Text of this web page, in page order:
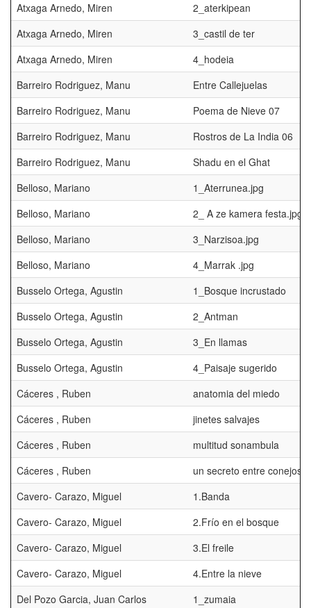
Atxaga Arnedo, Miren
2_aterkipean
Atxaga Arnedo, Miren
3_castil de ter
Atxaga Arnedo, Miren
4_hodeia
Barreiro Rodriguez, Manu
Entre Callejuelas
Barreiro Rodriguez, Manu
Poema de Nieve 07
Barreiro Rodriguez, Manu
Rostros de La India 06
Barreiro Rodriguez, Manu
Shadu en el Ghat
Belloso, Mariano
1_Aterrunea.jpg
Belloso, Mariano
2_ A ze kamera festa.jpg
Belloso, Mariano
3_Narzisoa.jpg
Belloso, Mariano
4_Marrak .jpg
Busselo Ortega, Agustin
1_Bosque incrustado
Busselo Ortega, Agustin
2_Antman
Busselo Ortega, Agustin
3_En llamas
Busselo Ortega, Agustin
4_Paisaje sugerido
Cáceres , Ruben
anatomia del miedo
Cáceres , Ruben
jinetes salvajes
Cáceres , Ruben
multitud sonambula
Cáceres , Ruben
un secreto entre conejos
Cavero- Carazo, Miguel
1.Banda
Cavero- Carazo, Miguel
2.Frío en el bosque
Cavero- Carazo, Miguel
3.El freile
Cavero- Carazo, Miguel
4.Entre la nieve
Del Pozo Garcia, Juan Carlos
1_zumaia